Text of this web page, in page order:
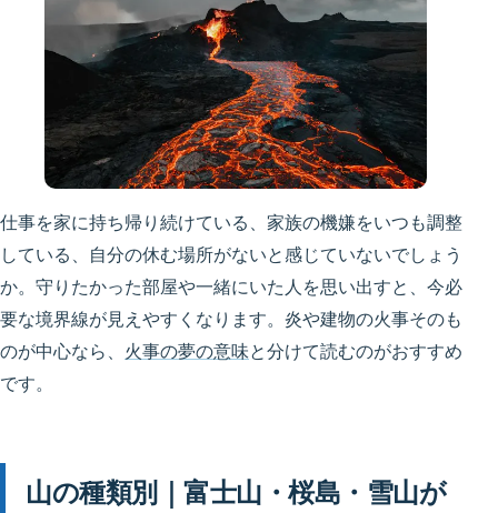
仕事を家に持ち帰り続けている、家族の機嫌をいつも調整
している、自分の休む場所がないと感じていないでしょう
か。守りたかった部屋や一緒にいた人を思い出すと、今必
要な境界線が見えやすくなります。炎や建物の火事そのも
のが中心なら、 火事の夢の意味と分けて読むのがおすすめ
です。
山の種類別｜富士山・桜島・雪山が